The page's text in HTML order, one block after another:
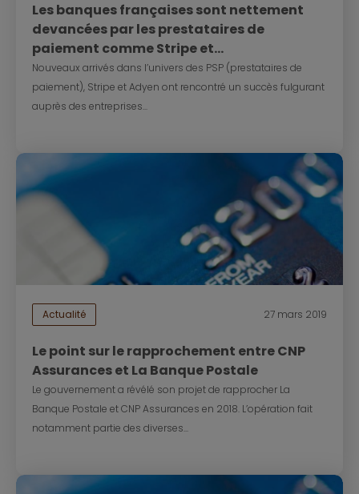
Les banques françaises sont nettement
devancées par les prestataires de
paiement comme Stripe et...
Nouveaux arrivés dans l’univers des PSP (prestataires de
paiement), Stripe et Adyen ont rencontré un succès fulgurant
auprès des entreprises...
Actualité 27 mars 2019
Le point sur le rapprochement entre CNP
Assurances et La Banque Postale
Le gouvernement a révélé son projet de rapprocher La
Banque Postale et CNP Assurances en 2018. L’opération fait
notamment partie des diverses...